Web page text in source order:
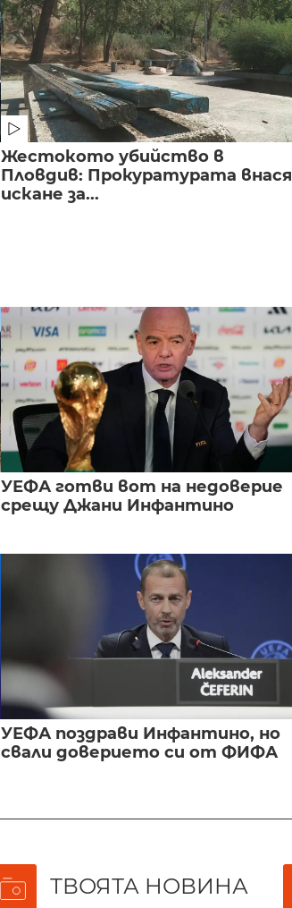
Жестокото убийство в
Пловдив: Прокуратурата внася
искане за...
УЕФА готви вот на недоверие
срещу Джани Инфантино
УЕФА поздрави Инфантино, но
свали доверието си от ФИФА
ТВОЯТА НОВИНА